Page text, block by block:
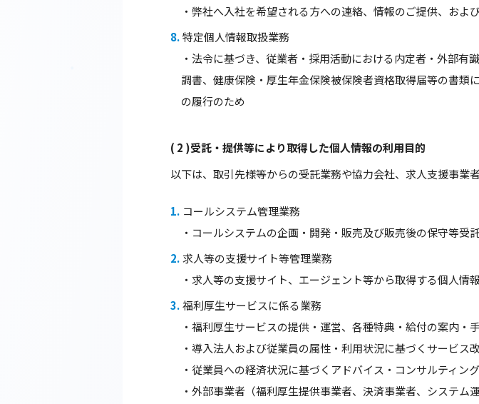
・弊社へ入社を希望される方への連絡、情報のご提供、およ
特定個人情報取扱業務
・法令に基づき、従業者・採用活動における内定者・外部
調書、健康保険・厚生年金保険被保険者資格取得届等の書類
の履行のため
( 2 )受託・提供等により取得した個人情報の利用目的
以下は、取引先様等からの受託業務や協力会社、求人支援事業
コールシステム管理業務
・コールシステムの企画・開発・販売及び販売後の保守等受
求人等の支援サイト等管理業務
・求人等の支援サイト、エージェント等から取得する個人情
福利厚生サービスに係る業務
・福利厚生サービスの提供・運営、各種特典・給付の案内・
・導入法人および従業員の属性・利用状況に基づくサービス
・従業員への経済状況に基づくアドバイス・コンサルティン
・外部事業者（福利厚生提供事業者、決済事業者、システム